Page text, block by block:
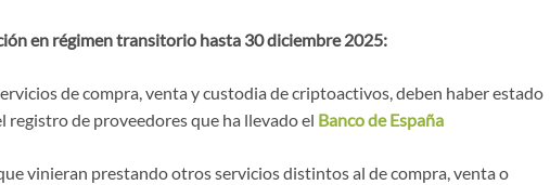
en régimen transitorio hasta 30 diciembre 2025:
de compra, venta y custodia de criptoactivos, deben haber estado
registro de proveedores que ha llevado el Banco de España
vinieran prestando otros servicios distintos al de compra, venta o